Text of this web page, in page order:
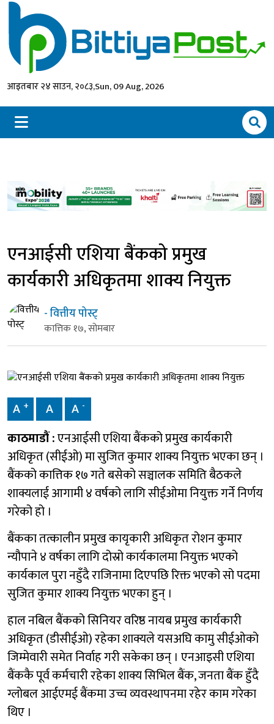
आइतबार २४ साउन, २०८३,Sun, 09 Aug, 2026
एनआईसी एशिया बैंकको प्रमुख
कार्यकारी अधिकृतमा शाक्य नियुक्त
- वित्तीय पोस्ट्
कात्तिक १७, सोमबार
A + A A -
काठमाडौं :एनआईसी एशिया बैंकको प्रमुख कार्यकारी
अधिकृत (सीईओ) मा सुजित कुमार शाक्य नियुक्त भएका छन् ।
बैंकको कात्तिक १७ गते बसेको सञ्चालक समिति बैठकले
शाक्यलाई आगामी ४ वर्षको लागि सीईओमा नियुक्त गर्ने निर्णय
गरेको हो ।
बैंकका तत्कालीन प्रमुख कायृकारी अधिकृत रोशन कुमार
न्यौपाने ४ वर्षका लागि दोस्रो कार्यकालमा नियुक्त भएको
कार्यकाल पुरा नहुँदै राजिनामा दिएपछि रिक्त भएको सो पदमा
सुजित कुमार शाक्य नियुक्त भएका हुन् ।
हाल नबिल बैंकको सिनियर वरिष्ठ नायब प्रमुख कार्यकारी
अधिकृत (डीसीईओ) रहेका शाक्यले यसअघि कामु सीईओको
जिम्मेवारी समेत निर्वाह गरी सकेका छन् । एनआइसी एशिया
बैंककै पूर्व कर्मचारी रहेका शाक्य सिभिल बैंक, जनता बैंक हुँदै
ग्लोबल आईएमई बैंकमा उच्च व्यवस्थापनमा रहेर काम गरेका
थिए ।